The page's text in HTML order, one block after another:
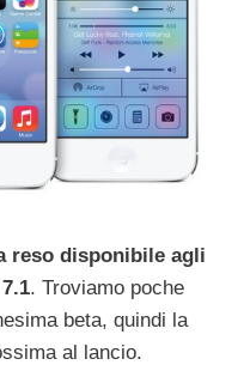
reso disponibile agli
. Troviamo poche
beta, quindi la
al lancio.